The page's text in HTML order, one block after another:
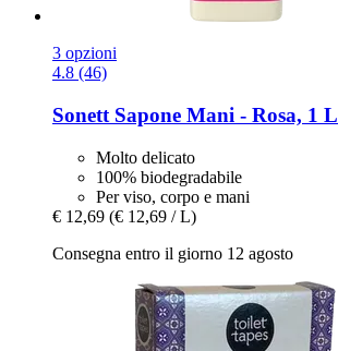
3 opzioni
4.8 (46)
Sonett Sapone Mani -​ Rosa, 1 L
Molto delicato
100% biodegradabile
Per viso, corpo e mani
€ 12,69 (€ 12,69 / L)
Consegna entro il giorno 12 agosto